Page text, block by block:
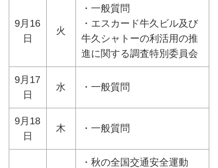
9月16
日
火
・一般質問
・エスカード牛久ビル及び
牛久シャトーの利活用の推
進に関する調査特別委員会
9月17
日
水 ・一般質問
9月18
日
木 ・一般質問
・秋の全国交通安全運動